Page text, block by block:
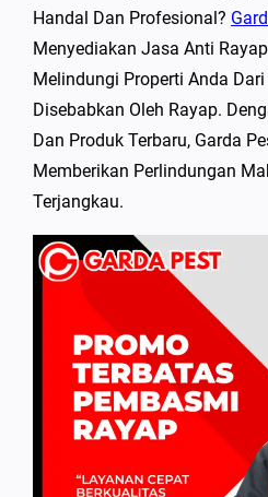
Handal Dan Profesional?
Menyediakan Jasa Anti
Melindungi Properti Anda
Disebabkan Oleh Rayap.
Dan Produk Terbaru, Garda
Memberikan Perlindungan
Terjangkau.